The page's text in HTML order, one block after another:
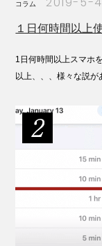
コラム
１日何時間以上
1日何時間以上スマホ
以上、、、様々な説